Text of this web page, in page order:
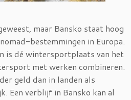
maar Bansko staat hoog
bestemmingen in Europa.
is dé wintersportplaats van het
met werken combineren.
geld dan in landen als
Een verblijf in Bansko kan al